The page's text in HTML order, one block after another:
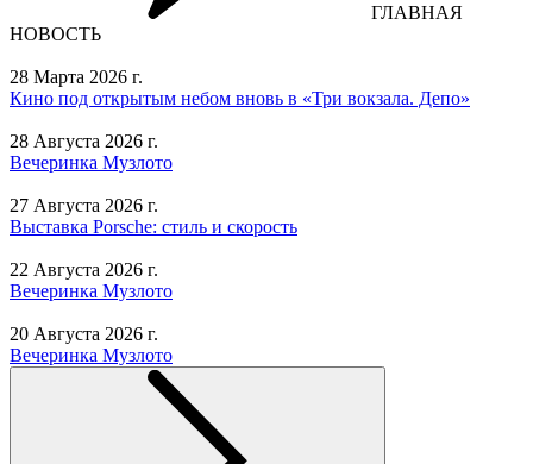
ГЛАВНАЯ
НОВОСТЬ
28 Марта 2026 г.
Кино под открытым небом вновь в «Три вокзала. Депо»
28 Августа 2026 г.
Вечеринка Музлото
27 Августа 2026 г.
Выставка Porsche: стиль и скорость
22 Августа 2026 г.
Вечеринка Музлото
20 Августа 2026 г.
Вечеринка Музлото